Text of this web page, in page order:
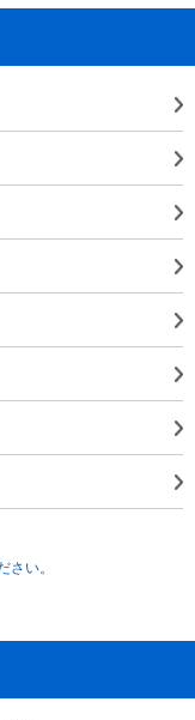
さい。